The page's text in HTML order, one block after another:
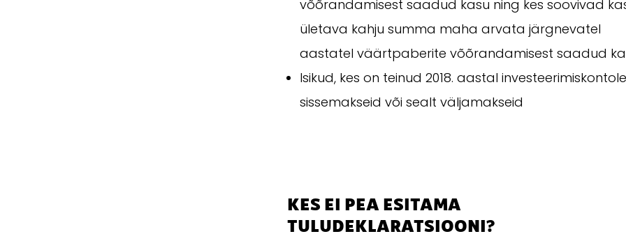
võõrandamisest saadud kasu ning kes soovivad
ületava kahju summa maha arvata järgnevatel
aastatel väärtpaberite võõrandamisest saadud
Isikud, kes on teinud 2018. aastal
sissemakseid või sealt väljamakseid
KES EI PEA ESITAMA
TULUDEKLARATSIOONI?